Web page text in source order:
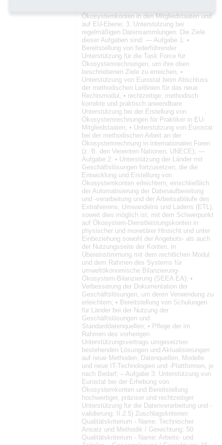
Ökosystemkonten in den Mitgliedstaaten und
auf EU-Ebene; 3. Unterstützung bei
regelmäßigen Datensammlungen. Die Ziele
dieser Aufgaben sind: — Aufgabe 1: •
Bereitstellung von federführender
Unterstützung für die Task Force für
Ökosystemrechnungen, um ihre oben
beschriebenen Ziele zu erreichen, •
Unterstützung von Eurostat beim Abschluss
der methodischen Leitlinien für das neue
Rechtsmodul, • rechtzeitige, methodisch
korrekte und praktisch anwendbare
Unterstützung bei der Erstellung von
Ökosystemrechnungen für Praktiker in EU-
Mitgliedstaaten, • Unterstützung von Eurostat
bei der methodischen Arbeit an der
Ökosystemrechnung in internationalen Foren
(z. B. den Vereinten Nationen, UNECE); —
Aufgabe 2: • Unterstützung der Länder mit
Geschäftslösungen fortzusetzen, die die
Entwicklung und Erstellung von
Ökosystemkonten erleichtern, einschließlich
der Automatisierung der Datenaufbereitung
und -verarbeitung und der Arbeitsabläufe des
Extrahierens, Umwandelns und Ladens (ETL),
soweit dies möglich ist, mit dem Schwerpunkt
auf Ökosystem-Dienstleistungskonten in
physischer und monetärer Hinsicht und unter
Einbeziehung sowohl der Angebots- als auch
der Nutzungsseite der Konten, in
Übereinstimmung mit dem rechtlichen Modul
und dem Rahmen des Systems für
umweltökonomische Bilanzierung-
Ökosystem-Bilanzierung (SEEA EA); •
Verbesserung der Dokumentation der
Geschäftslösungen, um deren Verwendung zu
erleichtern; • Bereitstellung von Schulungen
für Länder bei der Nutzung der
Geschäftslösungen und
Standarddatenquellen; • Pflege der im
Rahmen des vorherigen
Unterstützungsvertrags umgesetzten
bestehenden Lösungen und Aktualisierungen
auf neue Methoden, Datenquellen, Modelle
und neue IT-Technologien und -Plattformen, je
nach Bedarf; – Aufgabe 3: Unterstützung von
Eurostat bei der Erhebung von
Ökosystemkonten und Bereitstellung
hochwertiger, präziser und rechtzeitiger
Unterstützung für die Datenverarbeitung und -
validierung. II.2.5) Zuschlagskriterien
Qualitätskriterium - Name: Technischer
Ansatz und Methodik / Gewichtung: 50
Qualitätskriterium - Name: Arbeits- und